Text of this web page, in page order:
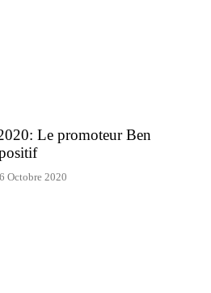
Le promoteur Ben
6 Octobre 2020